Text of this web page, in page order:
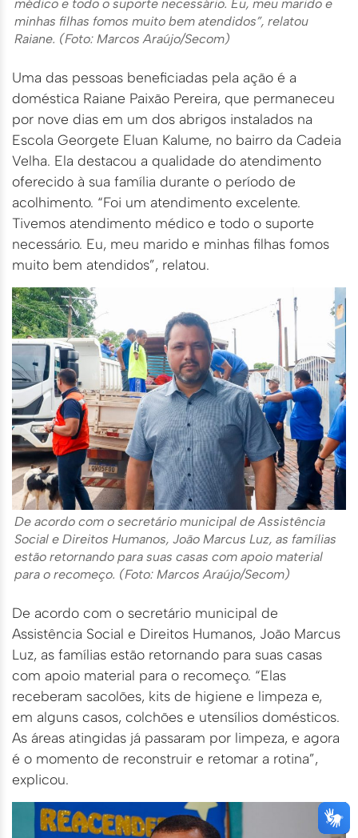
médico e todo o suporte necessário. Eu, meu marido e
minhas filhas fomos muito bem atendidos”, relatou
Raiane. (Foto: Marcos Araújo/Secom)
Uma das pessoas beneficiadas pela ação é a
doméstica Raiane Paixão Pereira, que permaneceu
por nove dias em um dos abrigos instalados na
Escola Georgete Eluan Kalume, no bairro da Cadeia
Velha. Ela destacou a qualidade do atendimento
oferecido à sua família durante o período de
acolhimento. “Foi um atendimento excelente.
Tivemos atendimento médico e todo o suporte
necessário. Eu, meu marido e minhas filhas fomos
muito bem atendidos”, relatou.
De acordo com o secretário municipal de Assistência
Social e Direitos Humanos, João Marcus Luz, as famílias
estão retornando para suas casas com apoio material
para o recomeço. (Foto: Marcos Araújo/Secom)
De acordo com o secretário municipal de
Assistência Social e Direitos Humanos, João Marcus
Luz, as famílias estão retornando para suas casas
com apoio material para o recomeço. “Elas
receberam sacolões, kits de higiene e limpeza e,
em alguns casos, colchões e utensílios domésticos.
As áreas atingidas já passaram por limpeza, e agora
é o momento de reconstruir e retomar a rotina”,
explicou.